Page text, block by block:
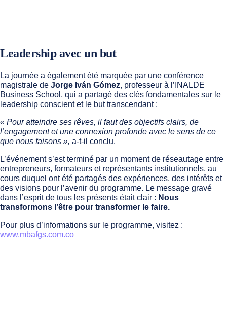
Leadership avec un but
La journée a également été marquée par une conférence
magistrale de Jorge Iván Gómez, professeur à l’INALDE
Business School, qui a partagé des clés fondamentales sur le
leadership conscient et le but transcendant :
« Pour atteindre ses rêves, il faut des objectifs clairs, de
l’engagement et une connexion profonde avec le sens de ce
que nous faisons », a-t-il conclu.
L’événement s’est terminé par un moment de réseautage entre
entrepreneurs, formateurs et représentants institutionnels, au
cours duquel ont été partagés des expériences, des intérêts et
des visions pour l’avenir du programme. Le message gravé
dans l’esprit de tous les présents était clair : Nous
transformons l’être pour transformer le faire.
Pour plus d’informations sur le programme, visitez :
www.mbafgs.com.co